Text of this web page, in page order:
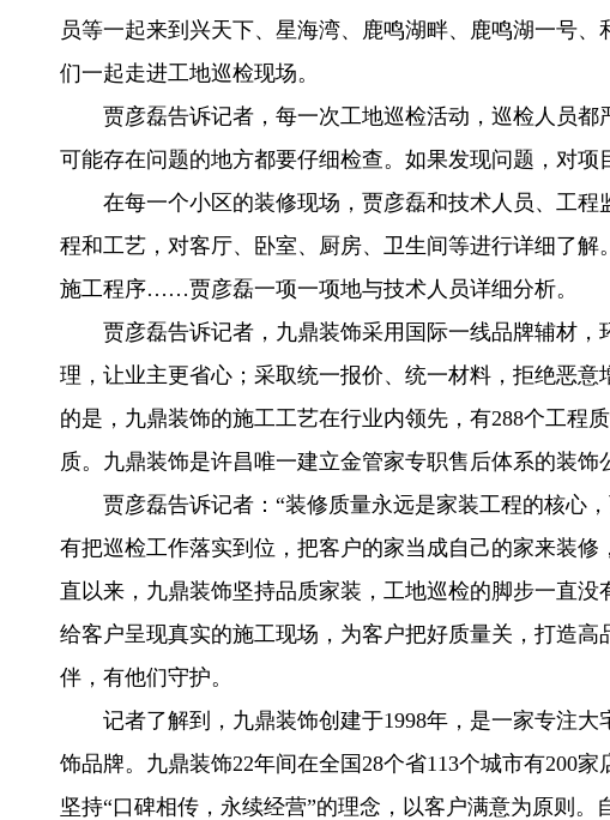
员等一起来到兴天下、星海湾、鹿鸣湖畔、鹿鸣湖一号
们一起走进工地巡检现场。
贾彦磊告诉记者，每一次工地巡检活动，巡检人员
可能存在问题的地方都要仔细检查。如果发现问题，对项
在每一个小区的装修现场，贾彦磊和技术人员、工
程和工艺，对客厅、卧室、厨房、卫生间等进行详细了解
施工程序……贾彦磊一项一项地与技术人员详细分析。
贾彦磊告诉记者，九鼎装饰采用国际一线品牌辅材
理，让业主更省心；采取统一报价、统一材料，拒绝恶
的是，九鼎装饰的施工工艺在行业内领先，有288个工程
质。九鼎装饰是许昌唯一建立金管家专职售后体系的装饰
贾彦磊告诉记者：“装修质量永远是家装工程的核心
有把巡检工作落实到位，把客户的家当成自己的家来装
直以来，九鼎装饰坚持品质家装，工地巡检的脚步一直
给客户呈现真实的施工现场，为客户把好质量关，打造
伴，有他们守护。
记者了解到，九鼎装饰创建于1998年，是一家专注
饰品牌。九鼎装饰22年间在全国28个省113个城市有200
坚持“口碑相传，永续经营”的理念，以客户满意为原则。